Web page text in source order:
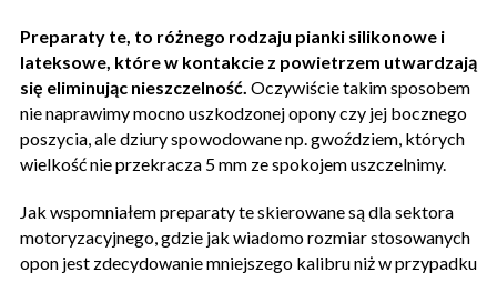
Preparaty te, to różnego rodzaju pianki silikonowe i
lateksowe, które w kontakcie z powietrzem utwardzają
się eliminując nieszczelność. Oczywiście takim sposobem
nie naprawimy mocno uszkodzonej opony czy jej bocznego
poszycia, ale dziury spowodowane np. gwoździem, których
wielkość nie przekracza 5 mm ze spokojem uszczelnimy.
Jak wspomniałem preparaty te skierowane są dla sektora
motoryzacyjnego, gdzie jak wiadomo rozmiar stosowanych
opon jest zdecydowanie mniejszego kalibru niż w przypadku